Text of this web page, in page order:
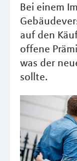
Bei einem
auf den
offene
was der
sollte.